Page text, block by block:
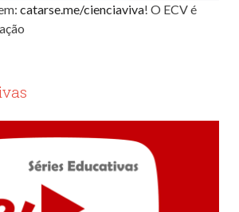
catarse.me/cienciaviva! O ECV é